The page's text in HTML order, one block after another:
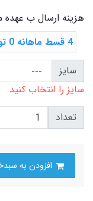
هزینه ارسال ب عهده
4 قسط ماهانه 0 تومانی با اسنپ ‌پی
سایز
سایز را انتخاب کنید.
تعداد